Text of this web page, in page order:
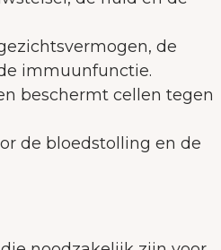
de
immuunfunctie.
beschermt cellen tegen
de bloedstolling en de